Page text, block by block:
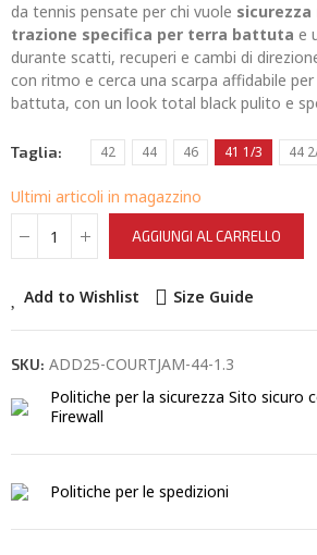
da tennis pensate per chi vuole sicurezza
trazione specifica per terra battuta e
durante scatti, recuperi e cambi di
con ritmo e cerca una scarpa affidabile
battuta, con un look total black pulito e
Taglia 42 44 46 41 1/3 44
Ultimi articoli in magazzino
AGGIUNGI AL CARRELLO
Add to Wishlist Size Guide
SKU: ADD25-COURTJAM-44-1.3
Politiche per la sicurezza Sito sicuro
Firewall
Politiche per le spedizioni